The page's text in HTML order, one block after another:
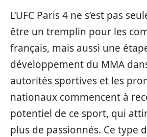
L’UFC Paris 4 ne s’est pas
être un tremplin pour les
français, mais aussi une
développement du MMA
autorités sportives et les
nationaux commencent à
potentiel de ce sport, qui
plus de passionnés. Ce type